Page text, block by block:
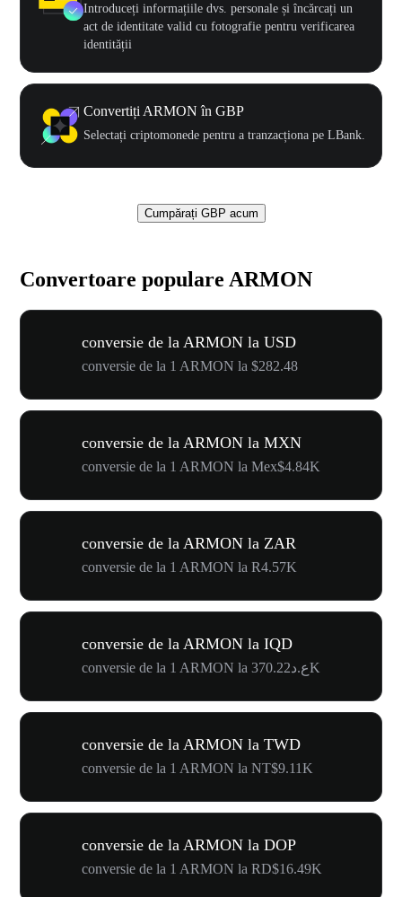
Introduceți informațiile dvs. personale și încărcați un
act de identitate valid cu fotografie pentru verificarea
identității
Convertiți ARMON în GBP
Selectați criptomonede pentru a tranzacționa pe LBank.
Cumpărați GBP acum
Convertoare populare ARMON
conversie de la ARMON la USD
conversie de la 1 ARMON la $282.48
conversie de la ARMON la MXN
conversie de la 1 ARMON la Mex$4.84K
conversie de la ARMON la ZAR
conversie de la 1 ARMON la R4.57K
conversie de la ARMON la IQD
conversie de la 1 ARMON la ع.د370.22K
conversie de la ARMON la TWD
conversie de la 1 ARMON la NT$9.11K
conversie de la ARMON la DOP
conversie de la 1 ARMON la RD$16.49K